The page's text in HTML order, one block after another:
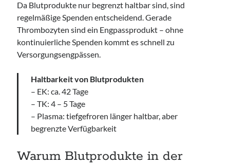
Da Blutprodukte nur begrenzt haltbar sind, sind
regelmäßige Spenden entscheidend. Gerade
Thrombozyten sind ein Engpassprodukt – ohne
kontinuierliche Spenden kommt es schnell zu
Versorgungsengpässen.
Haltbarkeit von Blutprodukten
– EK: ca. 42 Tage
– TK: 4 – 5 Tage
– Plasma: tiefgefroren länger haltbar, aber
begrenzte Verfügbarkeit
Warum Blutprodukte in der